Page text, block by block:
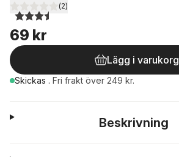
3,5utav 5 stjärnor. Totalt antal röster:
(2)
69 kr
Lägg i varukorg
Skickas . Fri frakt över 249 kr.
Beskrivning